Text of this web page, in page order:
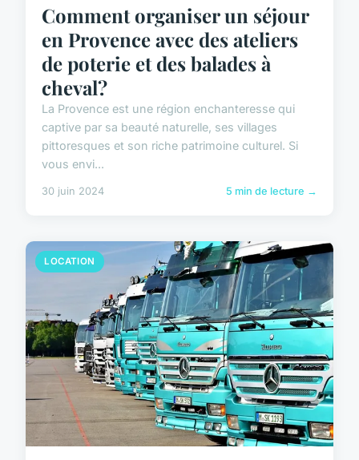
Comment organiser un séjour
en Provence avec des ateliers
de poterie et des balades à
cheval?
La Provence est une région enchanteresse qui
captive par sa beauté naturelle, ses villages
pittoresques et son riche patrimoine culturel. Si
vous envi...
30 juin 2024 5 min de lecture →
LOCATION